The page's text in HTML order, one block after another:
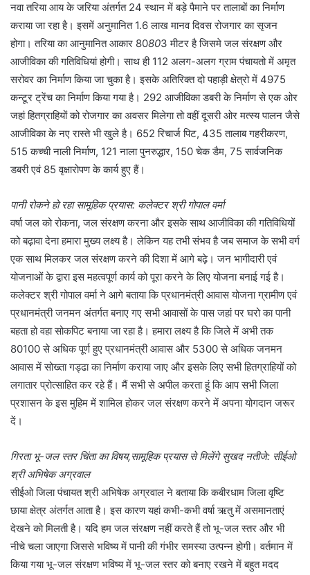
नवा तरिया आय के जरिया अंतर्गत 24 स्थान में बड़े पैमाने पर तालाबों का निर्माण
कराया जा रहा है। इसमें अनुमानित 1.6 लाख मानव दिवस रोजगार का सृजन
होगा। तरिया का आनुमानित आकार 80803 मीटर है जिसमे जल संरक्षण और
आजीविका की गतिविधियां होगी। साथ ही 112 अलग-अलग ग्राम पंचायतो में अमृत
सरोवर का निर्माण किया जा चुका है। इसके अतिरिक्त दो पहाड़ी क्षेत्रो में 4975
कन्टूर ट्रेंच का निर्माण किया गया है। 292 आजीविका डबरी के निर्माण से एक ओर
जहां हितग्राहियों को रोजगार का अवसर मिलेगा तो वहीं दूसरी ओर मत्स्य पालन जैसे
आजीविका के नए रास्ते भी खुले है। 652 रिचार्ज पिट, 435 तालाब गहरीकरण,
515 कच्ची नाली निर्माण, 121 नाला पुनरुद्धार, 150 चेक डैम, 75 सार्वजनिक
डबरी एवं 85 वृक्षारोपण के कार्य हुए हैं।
पानी रोकने हो रहा सामूहिक प्रयास: कलेक्टर श्री गोपाल वर्मा
वर्षा जल को रोकना, जल संरक्षण करना और इसके साथ आजीविका की गतिविधियों
को बढ़ावा देना हमारा मुख्य लक्ष्य है। लेकिन यह तभी संभव है जब समाज के सभी वर्ग
एक साथ मिलकर जल संरक्षण करने की दिशा में आगे बढ़े। जन भागीदारी एवं
योजनाओं के द्वारा इस महत्वपूर्ण कार्य को पूरा करने के लिए योजना बनाई गई है।
कलेक्टर श्री गोपाल वर्मा ने आगे बताया कि प्रधानमंत्री आवास योजना ग्रामीण एवं
प्रधानमंत्री जनमन अंतर्गत बनाए गए सभी आवासों के पास जहां पर घरो का पानी
बहता हो वहा सोकपिट बनाया जा रहा है। हमारा लक्ष्य है कि जिले में अभी तक
80100 से अधिक पूर्ण हुए प्रधानमंत्री आवास और 5300 से अधिक जनमन
आवास में सोख्ता गड्ढा का निर्माण कराया जाए और इसके लिए सभी हितग्राहियों को
लगातार प्रोत्साहित कर रहे हैं। मैं सभी से अपील करता हूं कि आप सभी जिला
प्रशासन के इस मुहिम में शामिल होकर जल संरक्षण करने में अपना योगदान जरूर
दें।
गिरता भू-जल स्तर चिंता का विषय,सामूहिक प्रयास से मिलेंगे सुखद नतीजे: सीईओ
श्री अभिषेक अग्रवाल
सीईओ जिला पंचायत श्री अभिषेक अग्रवाल ने बताया कि कबीरधाम जिला वृष्टि
छाया क्षेत्र अंतर्गत आता है। इस कारण यहां कभी-कभी वर्षा ऋतु में असमानताएं
देखने को मिलती है। यदि हम जल संरक्षण नहीं करते हैं तो भू-जल स्तर और भी
नीचे चला जाएगा जिससे भविष्य में पानी की गंभीर समस्या उत्पन्न होगी। वर्तमान में
किया गया भू-जल संरक्षण भविष्य में भू-जल स्तर को बनाए रखने में बहुत मदद